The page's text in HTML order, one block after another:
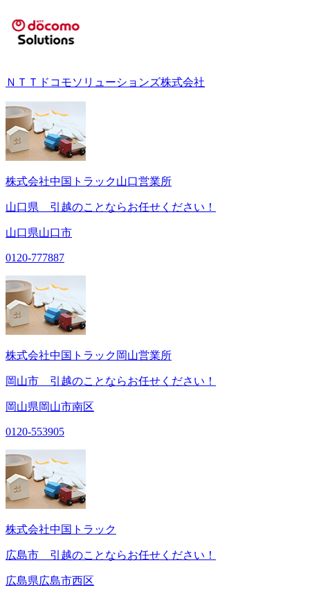
ＮＴＴドコモソリューションズ株式会社
株式会社中国トラック山口営業所
山口県 引越のことならお任せください！
山口県山口市
0120-777887
株式会社中国トラック岡山営業所
岡山市 引越のことならお任せください！
岡山県岡山市南区
0120-553905
株式会社中国トラック
広島市 引越のことならお任せください！
広島県広島市西区